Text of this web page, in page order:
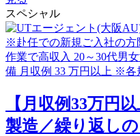
スペシャル
【月収例33万円
製造／繰り返し